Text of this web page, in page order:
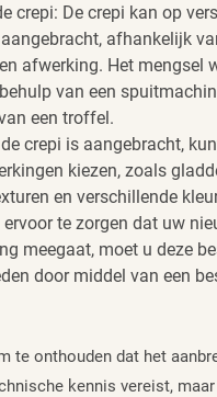
crepi: De crepi kan op
afhankelijk
afwerking. Het mengsel
van een
een troffel.
crepi is aangebracht,
kiezen, zoals
en verschillende
te zorgen dat uw
meegaat, moet u deze
door middel van een
te onthouden dat het
kennis vereist, maar